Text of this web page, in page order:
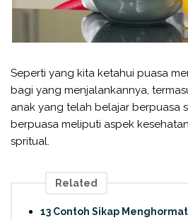
Seperti yang kita ketahui puasa
bagi yang menjalankannya,
anak yang telah belajar berpuasa
berpuasa meliputi aspek
spritual.
Related
13 Contoh Sikap